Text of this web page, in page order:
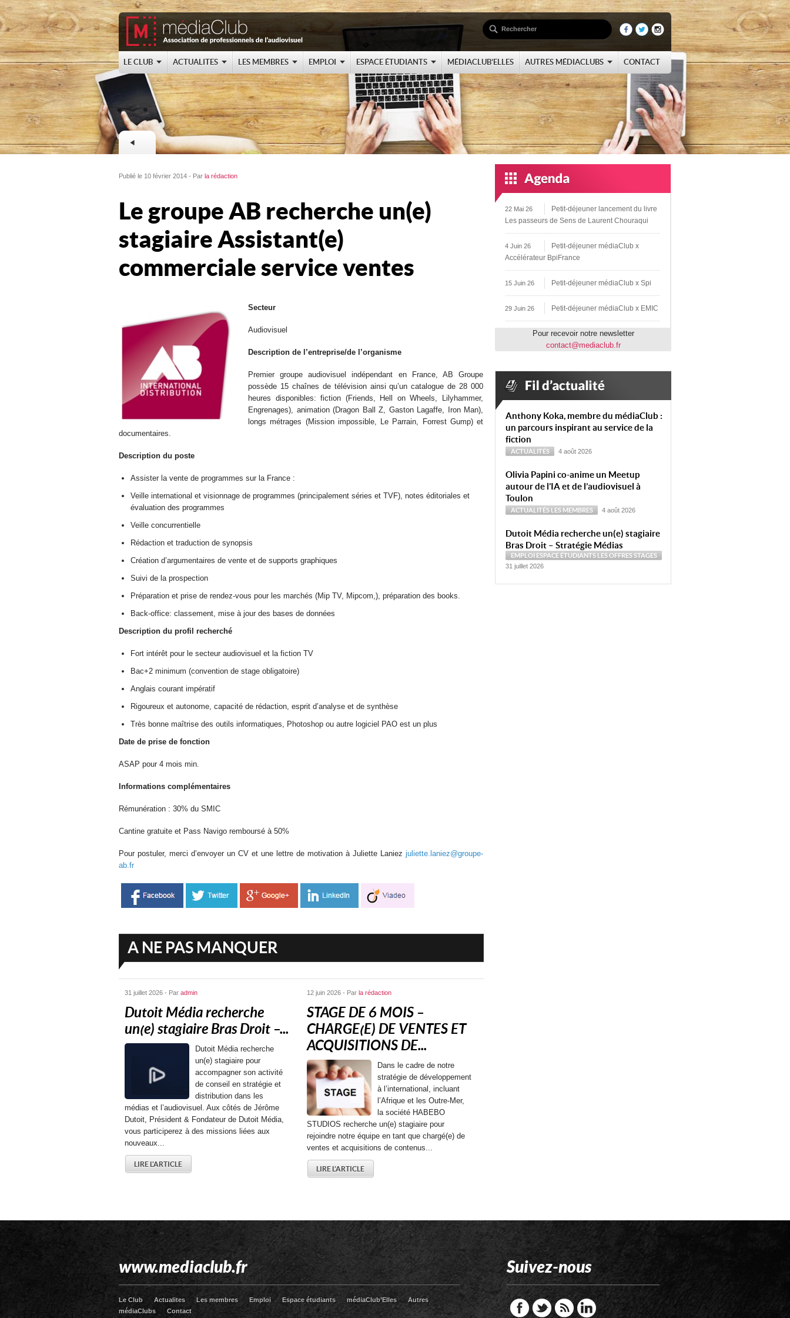
LE CLUB ACTUALITES LES MEMBRES EMPLOI ESPACE ÉTUDIANTS MÉDIACLUB’ELLES AUTRES MÉDIACLUBS CONTACT
Publié le 10 février 2014 - Par la rédaction
Le groupe AB recherche un(e)
stagiaire Assistant(e)
commerciale service ventes
Secteur
Audiovisuel
Description de l’entreprise/de l’organisme
Premier groupe audiovisuel indépendant en France, AB Groupe
possède 15 chaînes de télévision ainsi qu’un catalogue de 28 000
heures disponibles: fiction (Friends, Hell on Wheels, Lilyhammer,
Engrenages), animation (Dragon Ball Z, Gaston Lagaffe, Iron Man),
longs métrages (Mission impossible, Le Parrain, Forrest Gump) et
documentaires.
Description du poste
Assister la vente de programmes sur la France :
Veille international et visionnage de programmes (principalement séries et TVF), notes éditoriales et
évaluation des programmes
Veille concurrentielle
Rédaction et traduction de synopsis
Création d’argumentaires de vente et de supports graphiques
Suivi de la prospection
Préparation et prise de rendez-vous pour les marchés (Mip TV, Mipcom,), préparation des books.
Back-office: classement, mise à jour des bases de données
Description du profil recherché
Fort intérêt pour le secteur audiovisuel et la fiction TV
Bac+2 minimum (convention de stage obligatoire)
Anglais courant impératif
Rigoureux et autonome, capacité de rédaction, esprit d’analyse et de synthèse
Très bonne maîtrise des outils informatiques, Photoshop ou autre logiciel PAO est un plus
Date de prise de fonction
ASAP pour 4 mois min.
Informations complémentaires
Rémunération : 30% du SMIC
Cantine gratuite et Pass Navigo remboursé à 50%
Pour postuler, merci d’envoyer un CV et une lettre de motivation à Juliette Laniez juliette.laniez@groupe-
ab.fr
A NE PAS MANQUER
31 juillet 2026 - Par admin
Dutoit Média recherche
un(e) stagiaire Bras Droit –...
Dutoit Média recherche
un(e) stagiaire pour
accompagner son activité
de conseil en stratégie et
distribution dans les
médias et l’audiovisuel. Aux côtés de Jérôme
Dutoit, Président & Fondateur de Dutoit Média,
vous participerez à des missions liées aux
nouveaux...
LIRE L'ARTICLE
12 juin 2026 - Par la rédaction
STAGE DE 6 MOIS –
CHARGE(E) DE VENTES ET
ACQUISITIONS DE...
Dans le cadre de notre
stratégie de développement
à l’international, incluant
l’Afrique et les Outre-Mer,
la société HABEBO
STUDIOS recherche un(e) stagiaire pour
rejoindre notre équipe en tant que chargé(e) de
ventes et acquisitions de contenus...
LIRE L'ARTICLE
22 Mai 26
Petit-déjeuner lancement du livre
Les passeurs de Sens de Laurent Chouraqui
4 Juin 26
Petit-déjeuner médiaClub x
Accélérateur BpiFrance
15 Juin 26 Petit-déjeuner médiaClub x Spi
29 Juin 26 Petit-déjeuner médiaClub x EMIC
Pour recevoir notre newsletter
contact@mediaclub.fr
Anthony Koka, membre du médiaClub :
un parcours inspirant au service de la
fiction
ACTUALITÉS 4 août 2026
Olivia Papini co-anime un Meetup
autour de l’IA et de l’audiovisuel à
Toulon
ACTUALITÉS LES MEMBRES 4 août 2026
Dutoit Média recherche un(e) stagiaire
Bras Droit – Stratégie Médias
EMPLOI ESPACE ÉTUDIANTS LES OFFRESSTAGES
31 juillet 2026
www.mediaclub.fr
Le Club Actualites Les membres Emploi Espace étudiants médiaClub’Elles
Autres
médiaClubs
Contact
Suivez-nous
FacebookTwitter RSS LinkedIn